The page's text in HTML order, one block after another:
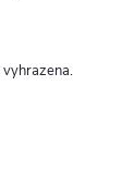
vyhrazena.